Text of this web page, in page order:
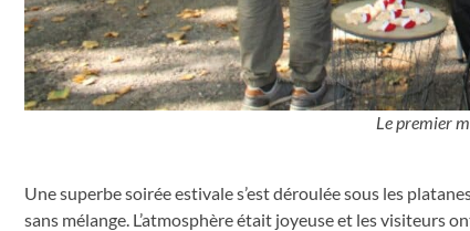
Le premier
Une superbe soirée estivale s’est déroulée sous les
sans mélange. L’atmosphère était joyeuse et les visiteurs